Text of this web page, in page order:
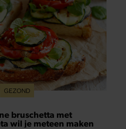
GEZOND
bruschetta met
wil je meteen maken